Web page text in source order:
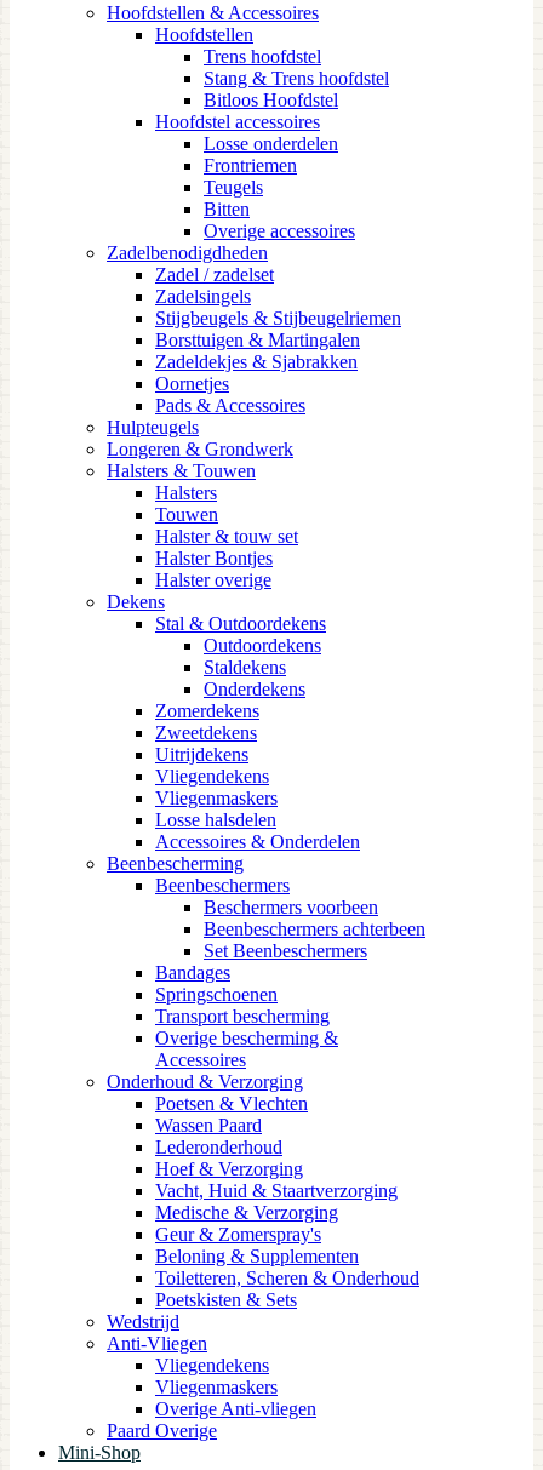
Hoofdstellen & Accessoires
Hoofdstellen
Trens hoofdstel
Stang & Trens hoofdstel
Bitloos Hoofdstel
Hoofdstel accessoires
Losse onderdelen
Frontriemen
Teugels
Bitten
Overige accessoires
Zadelbenodigdheden
Zadel / zadelset
Zadelsingels
Stijgbeugels & Stijbeugelriemen
Borsttuigen & Martingalen
Zadeldekjes & Sjabrakken
Oornetjes
Pads & Accessoires
Hulpteugels
Longeren & Grondwerk
Halsters & Touwen
Halsters
Touwen
Halster & touw set
Halster Bontjes
Halster overige
Dekens
Stal & Outdoordekens
Outdoordekens
Staldekens
Onderdekens
Zomerdekens
Zweetdekens
Uitrijdekens
Vliegendekens
Vliegenmaskers
Losse halsdelen
Accessoires & Onderdelen
Beenbescherming
Beenbeschermers
Beschermers voorbeen
Beenbeschermers achterbeen
Set Beenbeschermers
Bandages
Springschoenen
Transport bescherming
Overige bescherming &
Accessoires
Onderhoud & Verzorging
Poetsen & Vlechten
Wassen Paard
Lederonderhoud
Hoef & Verzorging
Vacht, Huid & Staartverzorging
Medische & Verzorging
Geur & Zomerspray's
Beloning & Supplementen
Toiletteren, Scheren & Onderhoud
Poetskisten & Sets
Wedstrijd
Anti-Vliegen
Vliegendekens
Vliegenmaskers
Overige Anti-vliegen
Paard Overige
Mini-Shop